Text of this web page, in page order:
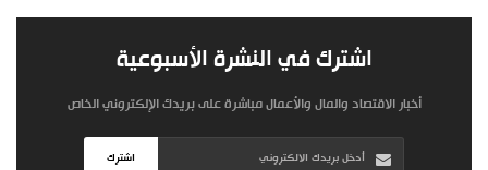
اشترك في النشرة الأسبوعية
أخبار الاقتصاد والمال والأعمال مباشرة على بريدك الإلكتروني الخاص
اشترك